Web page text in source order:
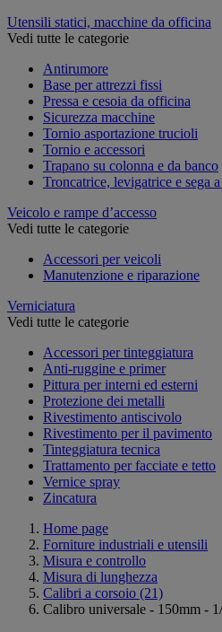
Utensili statici, macchine da officina
Vedi tutte le categorie
Antirumore
Base per attrezzi fissi
Pressa e cesoia da officina
Sicurezza macchine
Tornio asportazione trucioli
Tornio e accessori
Trapano su colonna e da banco
Troncatrice, levigatrice e sega
Veicolo e rampe d’accesso
Vedi tutte le categorie
Accessori per veicoli
Manutenzione e riparazione
Verniciatura
Vedi tutte le categorie
Accessori per tinteggiatura
Anti-ruggine e primer
Pittura per interni ed esterni
Protezione dei metalli
Rivestimento antiscivolo
Rivestimento per il pavimento
Tinteggiatura tecnica
Trattamento per facciate e tetto
Vernice spray
Zincatura
Home page
Forniture industriali e utensili
Misura e controllo
Misura di lunghezza
Calibri a corsoio (21)
Calibro universale - 150mm -